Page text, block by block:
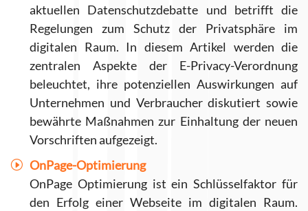
aktuellen Datenschutzdebatte und betrifft die
Regelungen zum Schutz der Privatsphäre im
digitalen Raum. In diesem Artikel werden die
zentralen Aspekte der E-Privacy-Verordnung
beleuchtet, ihre potenziellen Auswirkungen auf
Unternehmen und Verbraucher diskutiert sowie
bewährte Maßnahmen zur Einhaltung der neuen
Vorschriften aufgezeigt.
OnPage-Optimierung
OnPage Optimierung ist ein Schlüsselfaktor für
den Erfolg einer Webseite im digitalen Raum.